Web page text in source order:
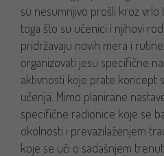
su nesumnjivo prošli kroz
toga što su učenici i njihovi
pridržavaju novih mera i
organizovati jesu specifične
aktivnosti koje prate koncept
učenja. Mimo planirane
specifične radionice koje se
okolnosti i prevazilaženjem
koje se uči o sadašnjem